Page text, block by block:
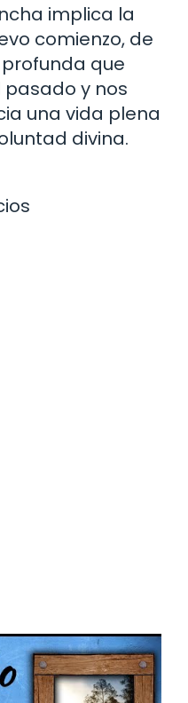
implica la
comienzo, de
que
y nos
una vida plena
divina.